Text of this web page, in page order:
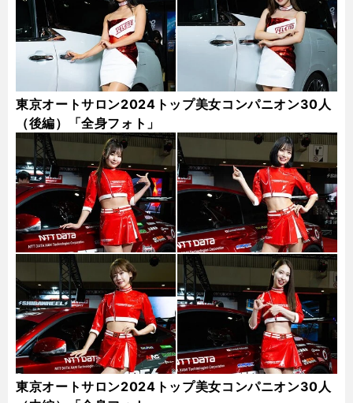
東京オートサロン2024トップ美女コンパニオン30人
（後編）「全身フォト」
東京オートサロン2024トップ美女コンパニオン30人